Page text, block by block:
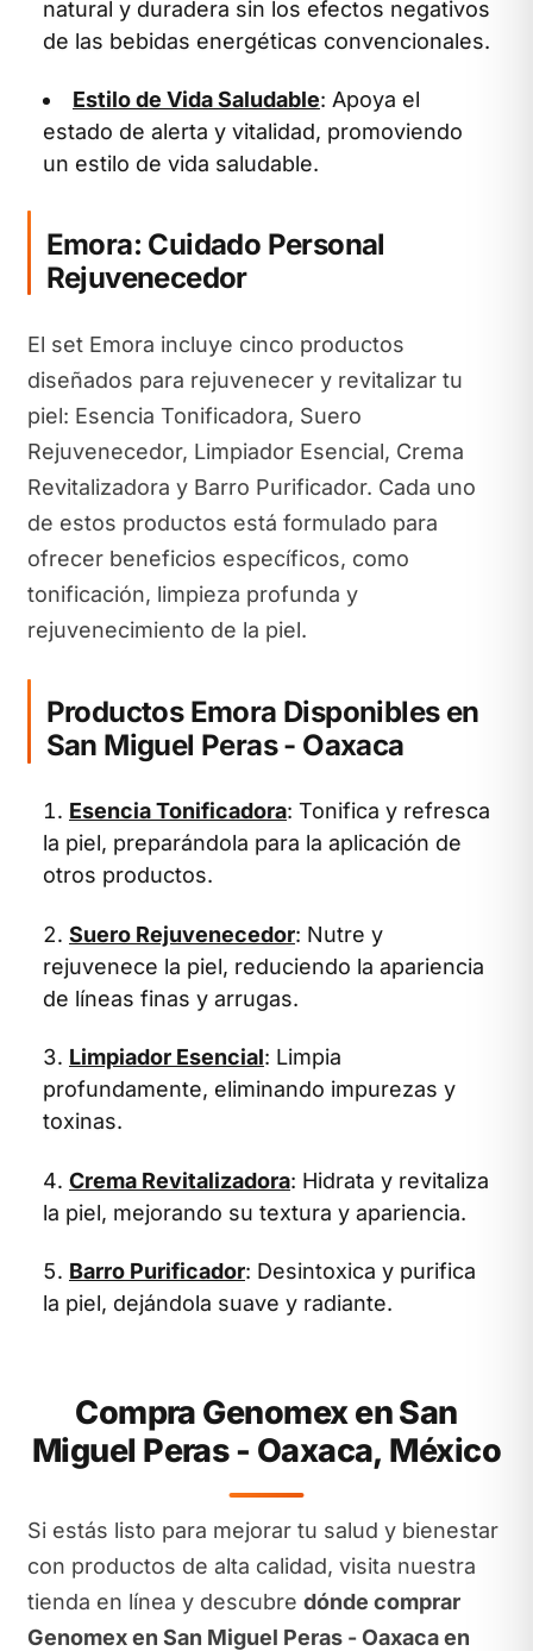
natural y duradera sin los efectos negativos
de las bebidas energéticas convencionales.
Estilo de Vida Saludable: Apoya el
estado de alerta y vitalidad, promoviendo
un estilo de vida saludable.
Emora: Cuidado Personal
Rejuvenecedor
El set Emora incluye cinco productos
diseñados para rejuvenecer y revitalizar tu
piel: Esencia Tonificadora, Suero
Rejuvenecedor, Limpiador Esencial, Crema
Revitalizadora y Barro Purificador. Cada uno
de estos productos está formulado para
ofrecer beneficios específicos, como
tonificación, limpieza profunda y
rejuvenecimiento de la piel.
Productos Emora Disponibles en
San Miguel Peras - Oaxaca
Esencia Tonificadora: Tonifica y refresca
la piel, preparándola para la aplicación de
otros productos.
Suero Rejuvenecedor: Nutre y
rejuvenece la piel, reduciendo la apariencia
de líneas finas y arrugas.
Limpiador Esencial: Limpia
profundamente, eliminando impurezas y
toxinas.
Crema Revitalizadora: Hidrata y revitaliza
la piel, mejorando su textura y apariencia.
Barro Purificador: Desintoxica y purifica
la piel, dejándola suave y radiante.
Compra Genomex en San
Miguel Peras - Oaxaca, México
Si estás listo para mejorar tu salud y bienestar
con productos de alta calidad, visita nuestra
tienda en línea y descubre dónde comprar
Genomex en San Miguel Peras - Oaxaca en